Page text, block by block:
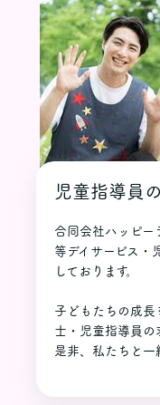
児童指導員
合同会社ハッピー
等デイサービス・
しております。
子どもたちの成長
士・児童指導員の
是非、私たちと一